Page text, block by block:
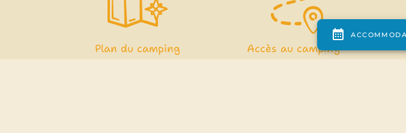
Plan du camping Accès au camping